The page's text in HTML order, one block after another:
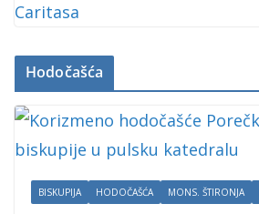
Hodočašća
BISKUPIJA HODOČAŠĆA MONS. ŠTIRONJA